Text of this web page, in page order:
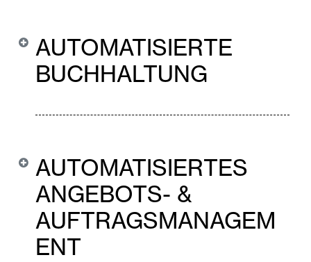
AUTOMATISIERTE
BUCHHALTUNG
AUTOMATISIERTES
ANGEBOTS- &
AUFTRAGSMANAGEM
ENT